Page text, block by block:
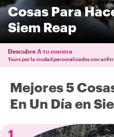
Cosas Para
Siem Reap
Descubre A tu manera
Tours por la ciudad personalizados con
Mejores 5
En Un Día en